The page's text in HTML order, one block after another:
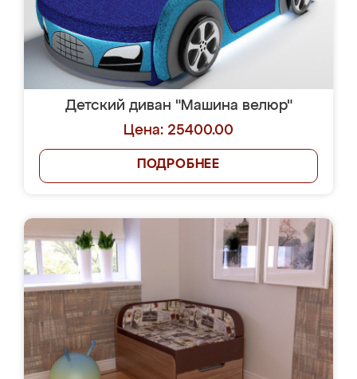
Детский диван "Машина велюр"
Цена: 25400.00
ПОДРОБНЕЕ